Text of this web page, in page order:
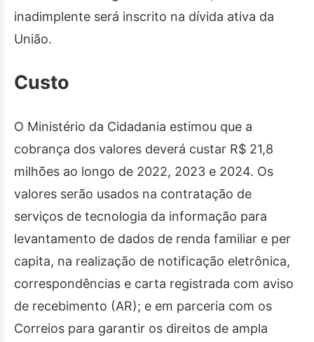
inadimplente será inscrito na dívida ativa da
União.
Custo
O Ministério da Cidadania estimou que a
cobrança dos valores deverá custar R$ 21,8
milhões ao longo de 2022, 2023 e 2024. Os
valores serão usados na contratação de
serviços de tecnologia da informação para
levantamento de dados de renda familiar e per
capita, na realização de notificação eletrônica,
correspondências e carta registrada com aviso
de recebimento (AR); e em parceria com os
Correios para garantir os direitos de ampla